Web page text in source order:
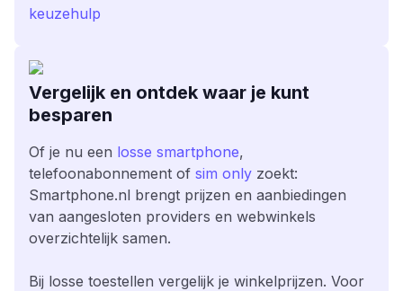
keuzehulp
Vergelijk en ontdek waar je kunt
besparen
Of je nu een losse smartphone,
telefoonabonnement of sim only zoekt:
Smartphone.nl brengt prijzen en aanbiedingen
van aangesloten providers en webwinkels
overzichtelijk samen.
Bij losse toestellen vergelijk je winkelprijzen. Voor